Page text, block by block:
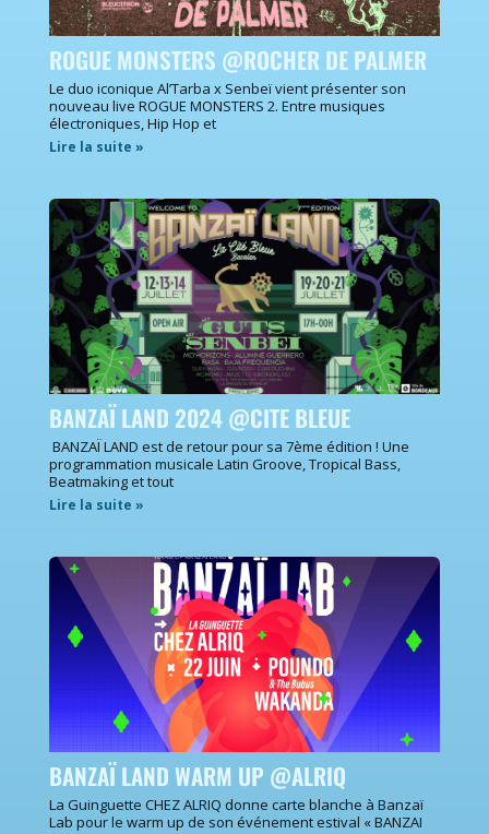
ROGUE MONSTERS @ROCHER DE PALMER
Le duo iconique Al’Tarba x Senbeï vient présenter son
nouveau live ROGUE MONSTERS 2. Entre musiques
électroniques, Hip Hop et
Lire la suite »
BANZAÏ LAND 2024 @CITE BLEUE
BANZAÏ LAND est de retour pour sa 7ème édition ! Une
programmation musicale Latin Groove, Tropical Bass,
Beatmaking et tout
Lire la suite »
BANZAÏ LAND WARM UP @ALRIQ
La Guinguette CHEZ ALRIQ donne carte blanche à Banzaï
Lab pour le warm up de son événement estival « BANZAI